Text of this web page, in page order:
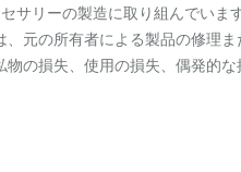
サリーの製造に取り組んでい
元の所有者による製品の修理
の損失、使用の損失、偶発的